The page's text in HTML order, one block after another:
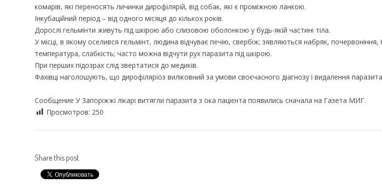
комарів, які переносять личинки дирофілярій, від собак, які є проміжною ланкою.
Інкубаційний період – від одного місяця до кількох років.
Дорослі гельмінти живуть під шкірою або слизовою оболонкою у будь-якій частині тіла.
У місці, в якому оселився гельмінт, людина відчуває печію, свербіж; зявляються набряк, почервоніння,
температура, слабкість; часто можна відчути рух паразита під шкірою.
При перших підозрах слід звертатися до медиків.
Фахівці наголошують, що дирофіляріоз виліковний за умови своєчасного діагнозу і видалення
Сообщение У Запоріжжі лікарі витягли паразита з ока пацієнта появились сначала на Газета МИГ.
Просмотров: 250
Share this post